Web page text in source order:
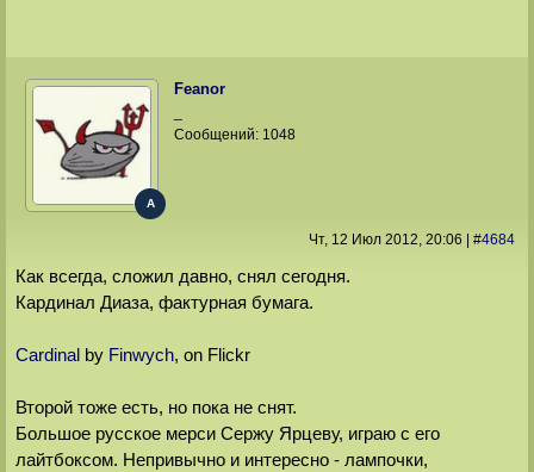
Feanor
A
Сообщений: 1048
Чт, 12 Июл 2012 , 20:06 | #4684
Как всегда, сложил давно, снял сегодня.
Кардинал Диаза, фактурная бумага.
Cardinalby Finwych, on Flickr
Второй тоже есть, но пока не снят.
Большое русское мерси Сержу Ярцеву, играю с его
лайтбоксом. Непривычно и интересно - лампочки,